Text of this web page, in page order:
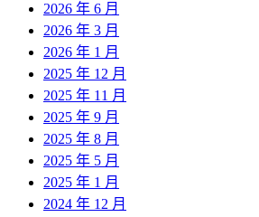
2026 年 6 月
2026 年 3 月
2026 年 1 月
2025 年 12 月
2025 年 11 月
2025 年 9 月
2025 年 8 月
2025 年 5 月
2025 年 1 月
2024 年 12 月